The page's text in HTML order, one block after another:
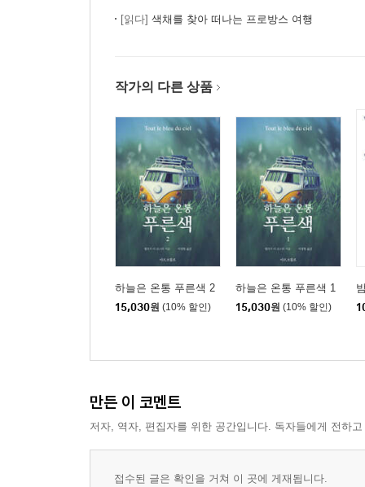
[읽다] 색채를 찾아 떠나는 프로방스 여행
작가의 다른 상품
하늘은 온통 푸른색 2
15,030원 (10% 할인)
하늘은 온통 푸른색 1
15,030원 (10% 할인)
만든 이 코멘트
저자, 역자, 편집자를 위한 공간입니다. 독자들에게 전하
접수된 글은 확인을 거쳐 이 곳에 게재됩니다.